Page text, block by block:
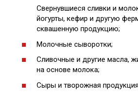
Свернувшиеся сливки и
йогурты, кефир и другую
сквашенную продукцию;
Молочные сыворотки;
Сливочные и другие масла,
на основе молока;
Сыры и творожная